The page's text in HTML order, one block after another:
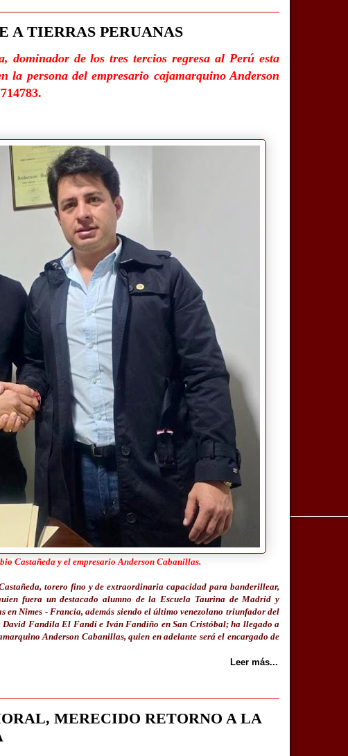
A TIERRAS PERUANAS
dominador de los tres tercios regresa al Perú esta
la persona del empresario cajamarquino Anderson
Castañeda y el empresarioAnderson Cabanillas.
torero fino y de extraordinaria capacidad para banderillear,
fuera un destacado alumno de la Escuela Taurina de Madrid y
en Nimes - Francia, además siendo el último venezolano triunfador del
David Fandila El Fandi e Iván Fandiño en San Cristóbal; ha llegado a
Anderson Cabanillas, quien en adelante será el encargado de
Leer más...
MERECIDO RETORNO A LA